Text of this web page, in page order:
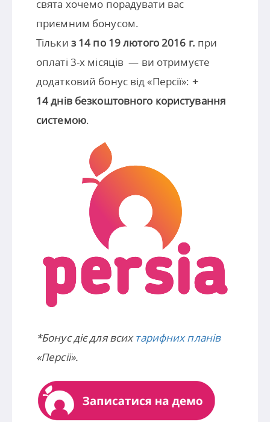
свята хочемо порадувати вас
приємним бонусом.
Тільки з 14 по 19 лютого 2016 г. при
оплаті 3-х місяців — ви отримуєте
додатковий бонус від «Персії»: +
14 днів безкоштовного користування
системою.
*Бонус діє для всихтарифних планів
«Персії».